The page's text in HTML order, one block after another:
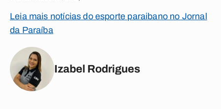
Leia mais notícias do esporte paraibano no Jornal
da Paraíba
Izabel Rodrigues